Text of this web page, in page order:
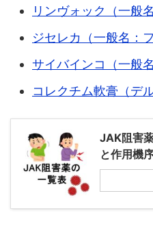
リンヴォック（一般
ジセレカ（一般名：
サイバインコ（一般
コレクチム軟膏（デ
JAK阻害
と作用機